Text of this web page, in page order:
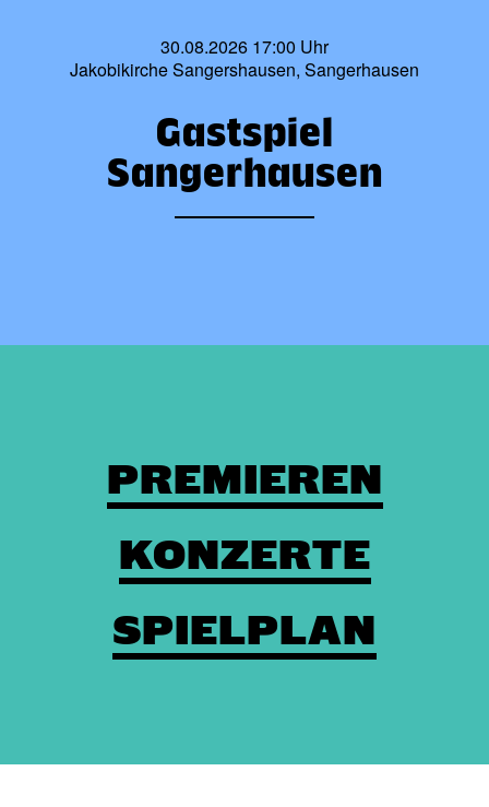
30.08.2026 17:00 Uhr
Jakobikirche Sangershausen, Sangerhausen
Gastspiel
Sangerhausen
PREMIEREN
KONZERTE
SPIELPLAN